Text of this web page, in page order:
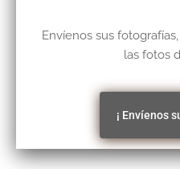
Envíenos sus
las fotos
¡ Envíenos